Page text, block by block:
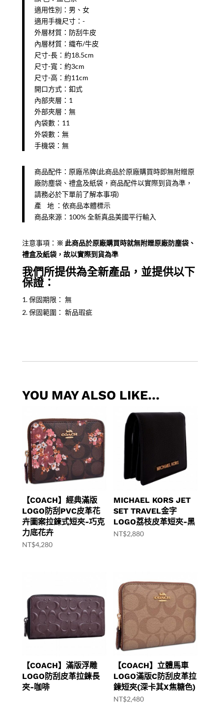
適用性別：男、女
適用手機尺寸：-
外層材質：防刮牛皮
內層材質：織布/牛皮
尺寸-長：約18.5cm
尺寸-寬：約3cm
尺寸-高：約11cm
開口方式：釦式
內部夾層：1
外部夾層：無
內袋數：11
外袋數：無
手機袋：無
商品配件：原廠吊牌(此商品於原廠購買時即無附贈原
廠防塵袋、禮盒及紙袋，商品配件以實際到貨為準，
請務必於下單前了解本事項)
產 地 ：依商品本體標示
商品來源：100% 全新真品美國平行輸入
注意事項： ※ ​此商品於原廠購買時就無附贈原廠防塵袋、
禮盒及紙袋，故以實際到貨為準
我們所提供為全新產品，並提供以下
保證：
保固期限： 無
保固範圍： 新品瑕疵
YOU MAY ALSO LIKE…
【COACH】經典滿版
LOGO防刮PVC皮革花
卉圖案拉鍊式短夾-巧克
力底花卉
NT$4,280
MICHAEL KORS JET
SET TRAVEL金字
LOGO荔枝皮革短夾-黑
NT$2,880
【COACH】滿版浮雕
LOGO防刮皮革拉鍊長
夾-咖啡
【COACH】立體馬車
LOGO滿版C防刮皮革拉
鍊短夾(深卡其X焦糖色)
NT$2,480